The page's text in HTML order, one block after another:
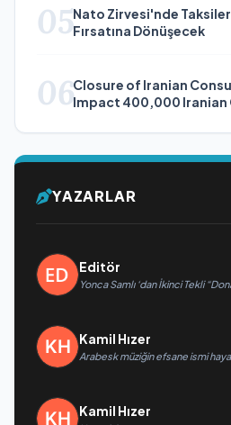
05Nato Zirvesi'nde Taksiler
Fırsatına Dönüşecek
06Closure of Iranian
Impact 400,000 Iranian
YAZARLAR
Editör
Yonca Samlı ‘dan İkinci Tekli
Kamil Hızer
Arabesk müziğin efsane ismi
Kamil Hızer